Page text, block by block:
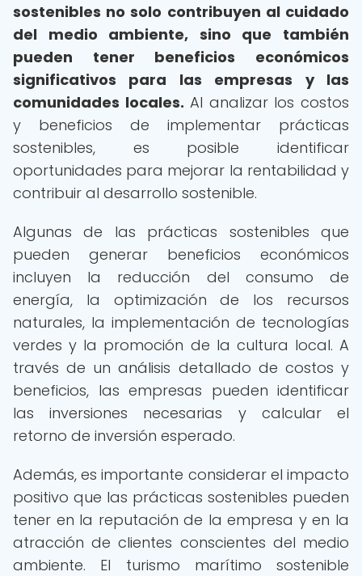
sostenibles no solo contribuyen al cuidado
del medio ambiente, sino que también
pueden tener beneficios económicos
significativos para las empresas y las
comunidades locales. Al analizar los costos
y beneficios de implementar prácticas
sostenibles, es posible identificar
oportunidades para mejorar la rentabilidad y
contribuir al desarrollo sostenible.
Algunas de las prácticas sostenibles que
pueden generar beneficios económicos
incluyen la reducción del consumo de
energía, la optimización de los recursos
naturales, la implementación de tecnologías
verdes y la promoción de la cultura local. A
través de un análisis detallado de costos y
beneficios, las empresas pueden identificar
las inversiones necesarias y calcular el
retorno de inversión esperado.
Además, es importante considerar el impacto
positivo que las prácticas sostenibles pueden
tener en la reputación de la empresa y en la
atracción de clientes conscientes del medio
ambiente. El turismo marítimo sostenible